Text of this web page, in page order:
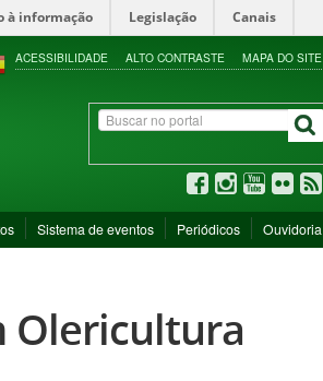
à informação Legislação Canais
ACESSIBILIDADE ALTO CONTRASTE MAPA DO SITE
Sistema de eventos Periódicos Ouvidoria
Olericultura